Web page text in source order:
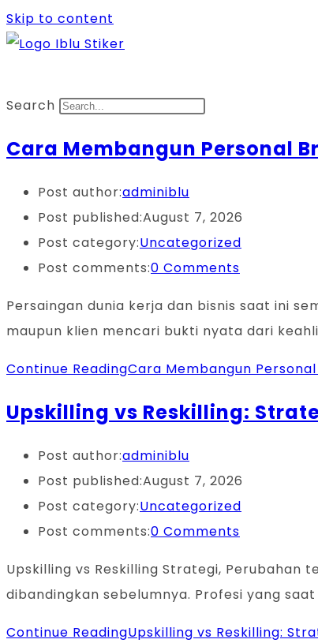
Skip to content
Search
Cara Membangun Personal
Post author:adminiblu
Post published:August 7, 2026
Post category:Uncategorized
Post comments:0 Comments
Persaingan dunia kerja dan bisnis saat ini
maupun klien mencari bukti nyata dari
Continue ReadingCara Membangun
Upskilling vs Reskilling:
Post author:adminiblu
Post published:August 7, 2026
Post category:Uncategorized
Post comments:0 Comments
Upskilling vs Reskilling Strategi,
dibandingkan sebelumnya. Profesi yang
Continue ReadingUpskilling vs Reskilling: